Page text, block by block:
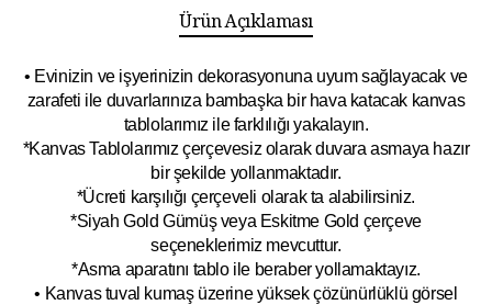
Ürün Açıklaması
• Evinizin ve işyerinizin dekorasyonuna uyum sağlayacak ve
zarafeti ile duvarlarınıza bambaşka bir hava katacak kanvas
tablolarımız ile farklılığı yakalayın.
*Kanvas Tablolarımız çerçevesiz olarak duvara asmaya hazır
bir şekilde yollanmaktadır.
*Ücreti karşılığı çerçeveli olarak ta alabilirsiniz.
*Siyah Gold Gümüş veya Eskitme Gold çerçeve
seçeneklerimiz mevcuttur.
*Asma aparatını tablo ile beraber yollamaktayız.
• Kanvas tuval kumaş üzerine yüksek çözünürlüklü görsel